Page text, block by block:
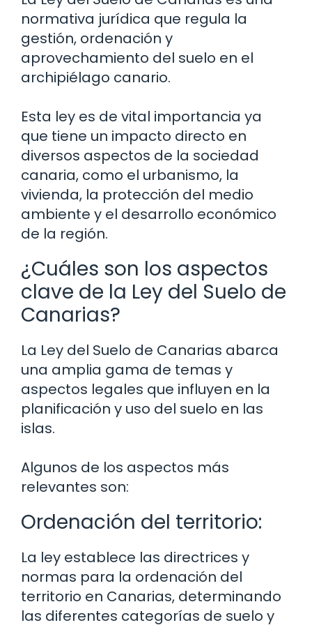
normativa jurídica que regula la
gestión, ordenación y
aprovechamiento del suelo en el
archipiélago canario.
Esta ley es de vital importancia ya
que tiene un impacto directo en
diversos aspectos de la sociedad
canaria, como el urbanismo, la
vivienda, la protección del medio
ambiente y el desarrollo económico
de la región.
¿Cuáles son los aspectos
clave de la Ley del Suelo de
Canarias?
La Ley del Suelo de Canarias abarca
una amplia gama de temas y
aspectos legales que influyen en la
planificación y uso del suelo en las
islas.
Algunos de los aspectos más
relevantes son:
Ordenación del territorio:
La ley establece las directrices y
normas para la ordenación del
territorio en Canarias, determinando
las diferentes categorías de suelo y